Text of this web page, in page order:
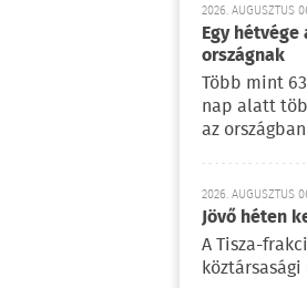
2026. AUGUSZTUS
Egy
országnak
Több mint
nap alatt
az
2026. AUGUSZTUS
Jövő héten
A Tisza-